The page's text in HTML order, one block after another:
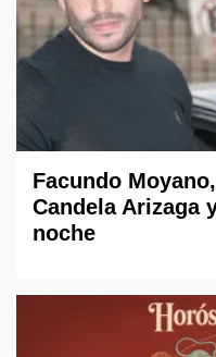
Facundo
Candela Arizaga
noche